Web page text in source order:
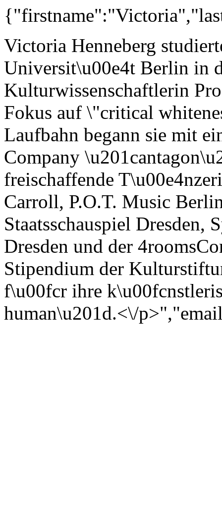
Victoria Henneberg
Universit\u00e4t Berlin in
Kulturwissenschaftlerin
Fokus auf \"critical
Laufbahn begann sie mit
Company
freischaffende
Carroll, P.O.T. Music
Staatsschauspiel Dresden,
Dresden und der
Stipendium der
f\u00fcr ihre
human\u201d.<\/